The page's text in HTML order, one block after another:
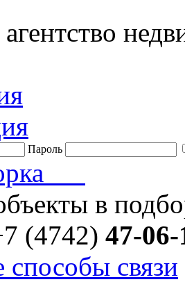
Пароль
в
(4742) 47-06-
способы связи